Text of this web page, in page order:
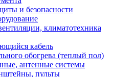
и безопасности
климатотехника
кабель
обогрева (теплый пол)
антенные системы
пульты